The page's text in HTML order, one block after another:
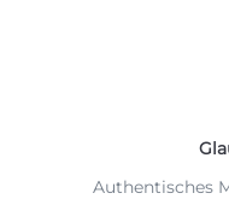
Authentisches